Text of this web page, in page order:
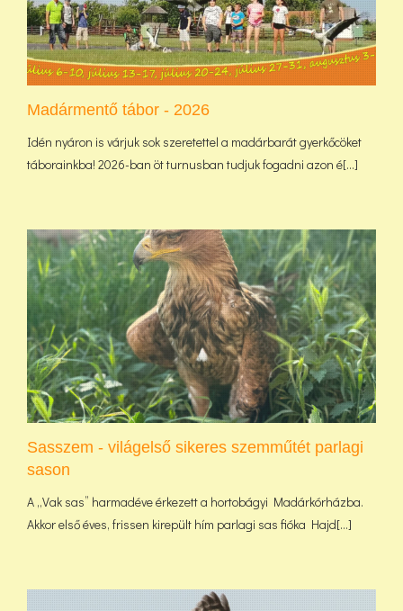
Madármentő tábor - 2026
Idén nyáron is várjuk sok szeretettel a madárbarát gyerkőcöket
táborainkba! 2026-ban öt turnusban tudjuk fogadni azon é[...]
Sasszem - világelső sikeres szemműtét parlagi
sason
A „Vak sas” harmadéve érkezett a hortobágyi Madárkórházba.
Akkor első éves, frissen kirepült hím parlagi sas fióka Hajd[...]